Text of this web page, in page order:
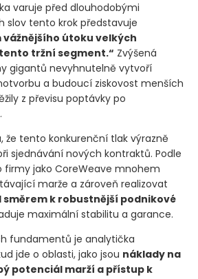
varuje před dlouhodobými
slov tento krok představuje
útoku velkých
tržní segment.“ Zvýšená
gigantů nevyhnutelně vytvoří
a budoucí ziskovost menších
z převisu poptávky po
že tento konkurenční tlak výrazně
sjednávání nových kontraktů. Podle
firmy jako CoreWeave mnohem
marže a zároveň realizovat
směrem k robustnější podnikové
maximální stabilitu a garance.
fundamentů je analytička
jde o oblasti, jako jsou náklady na
potenciál marží a přístup k